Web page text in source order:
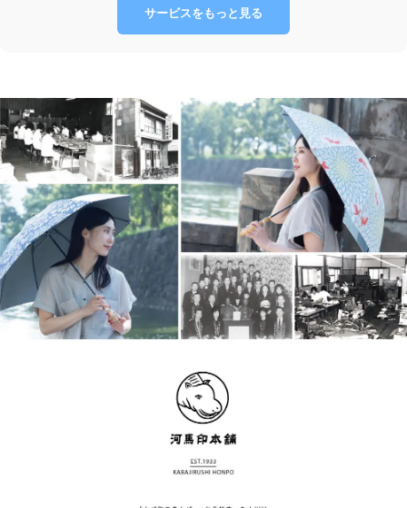
サービスをもっと見る